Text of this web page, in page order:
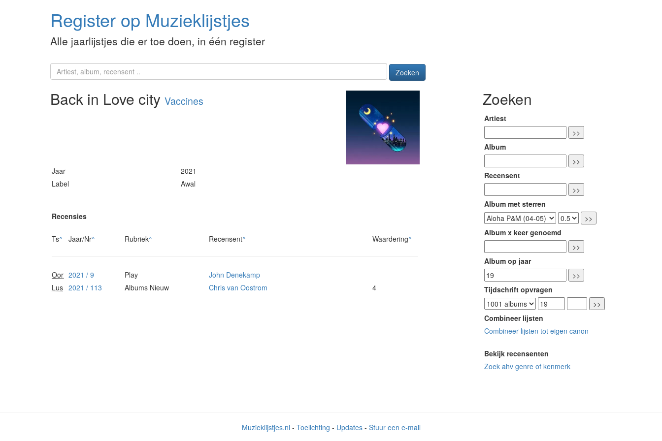
Register op Muzieklijstjes
Alle jaarlijstjes die er toe doen, in één register
Zoeken
Back in Love city Vaccines
Jaar
2021
Label
Awal
Recensies
Ts^ Jaar/Nr^ Rubriek^ Recensent^ Waardering^
Oor 2021 / 9 Play
John Denekamp
Lus 2021 / 113 Albums Nieuw Chris van Oostrom 4
Zoeken
Artiest
Album
Recensent
Album met sterren
Album x keer genoemd
Album op jaar
Tijdschrift opvragen
Combineer lijsten
Combineer lijsten tot eigen canon
Bekijk recensenten
Zoek ahv genre of kenmerk
Muzieklijstjes.nl - Toelichting - Updates- Stuur een e-mail